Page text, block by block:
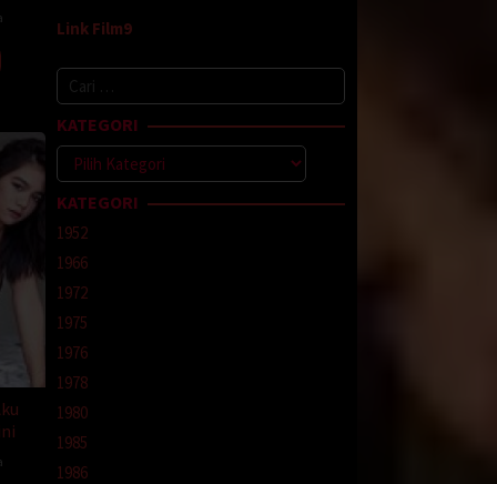
awal
Link Film9
Cari
untuk:
KATEGORI
Kategori
KATEGORI
1952
1966
1972
1975
1976
1978
1980
1985
1986